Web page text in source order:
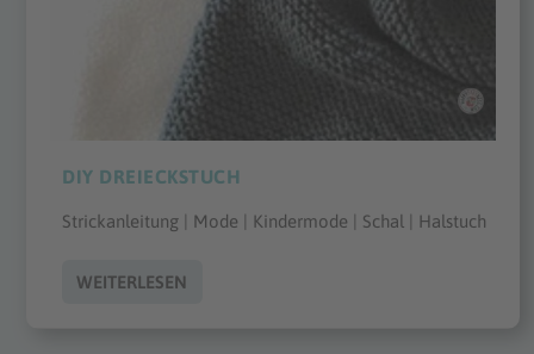
DIY DREIECKSTUCH
Strickanleitung | Mode | Kindermode | Schal | Halstuch
WEITERLESEN